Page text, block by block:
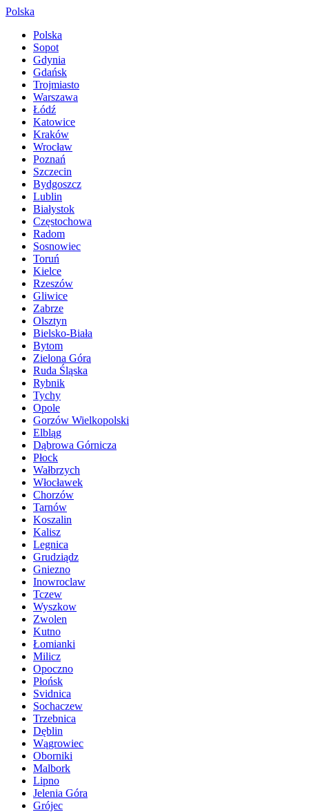
Polska
Polska
Sopot
Gdynia
Gdańsk
Trojmiasto
Warszawa
Łódź
Katowice
Kraków
Wrocław
Poznań
Szczecin
Bydgoszcz
Lublin
Białystok
Częstochowa
Radom
Sosnowiec
Toruń
Kielce
Rzeszów
Gliwice
Zabrze
Olsztyn
Bielsko-Biała
Bytom
Zielona Góra
Ruda Śląska
Rybnik
Tychy
Opole
Gorzów Wielkopolski
Elbląg
Dąbrowa Górnicza
Płock
Wałbrzych
Włocławek
Chorzów
Tarnów
Koszalin
Kalisz
Legnica
Grudziądz
Gniezno
Inowroclaw
Tczew
Wyszkow
Zwolen
Kutno
Łomianki
Milicz
Opoczno
Płońsk
Svidnica
Sochaczew
Trzebnica
Dęblin
Wągrowiec
Oborniki
Malbork
Lipno
Jelenia Góra
Grójec